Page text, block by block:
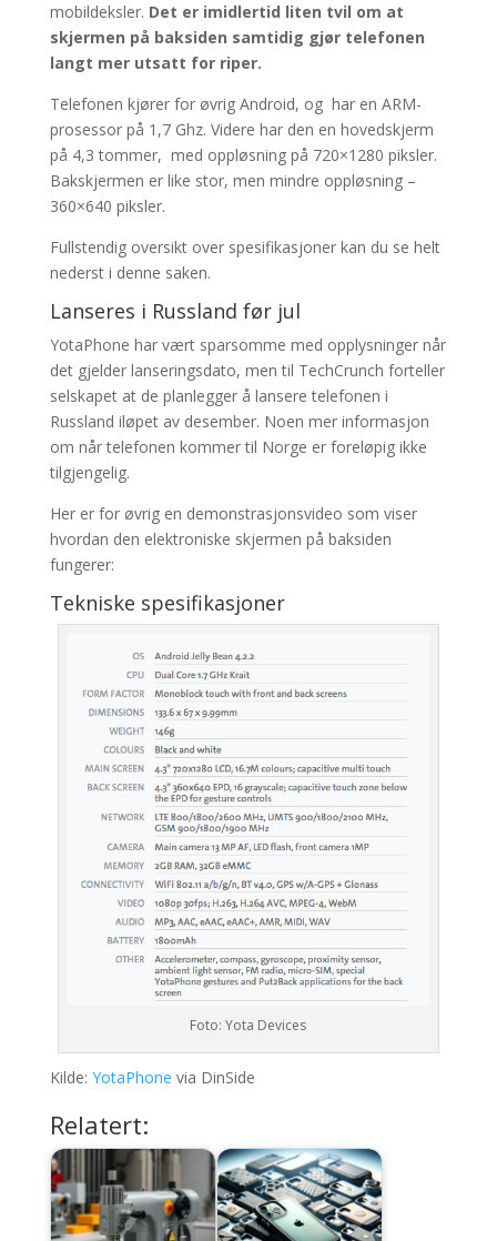
mobildeksler. Det er imidlertid liten tvil om at
skjermen på baksiden samtidig gjør telefonen
langt mer utsatt for riper.
Telefonen kjører for øvrig Android, og har en ARM-
prosessor på 1,7 Ghz. Videre har den en hovedskjerm
på 4,3 tommer, med oppløsning på 720×1280 piksler.
Bakskjermen er like stor, men mindre oppløsning –
360×640 piksler.
Fullstendig oversikt over spesifikasjoner kan du se helt
nederst i denne saken.
Lanseres i Russland før jul
YotaPhone har vært sparsomme med opplysninger når
det gjelder lanseringsdato, men til TechCrunch forteller
selskapet at de planlegger å lansere telefonen i
Russland iløpet av desember. Noen mer informasjon
om når telefonen kommer til Norge er foreløpig ikke
tilgjengelig.
Her er for øvrig en demonstrasjonsvideo som viser
hvordan den elektroniske skjermen på baksiden
fungerer:
Tekniske spesifikasjoner
Foto: Yota Devices
Kilde: YotaPhone via DinSide
Relatert: